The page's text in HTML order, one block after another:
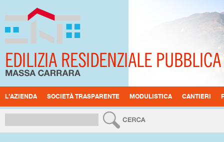
L’AZIENDA SOCIETÀ TRASPARENTE MODULISTICA CANTIERI